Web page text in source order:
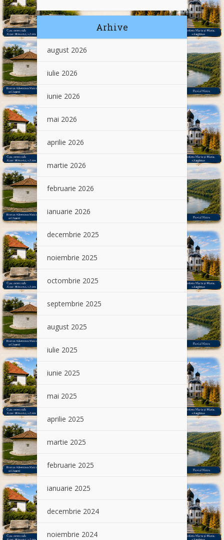
Arhive
august 2026
iulie 2026
iunie 2026
mai 2026
aprilie 2026
martie 2026
februarie 2026
ianuarie 2026
decembrie 2025
noiembrie 2025
octombrie 2025
septembrie 2025
august 2025
iulie 2025
iunie 2025
mai 2025
aprilie 2025
martie 2025
februarie 2025
ianuarie 2025
decembrie 2024
noiembrie 2024